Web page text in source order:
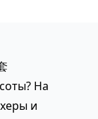
На
и